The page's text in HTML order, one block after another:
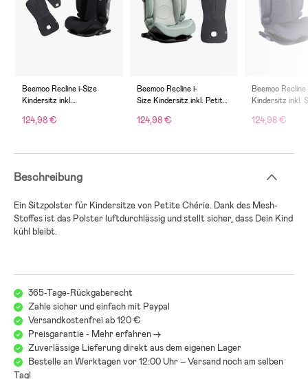
Beemoo Recline i-Size
Kindersitz inkl.
Black Stone/Antracit
124,98 €
Beemoo Recline i-
Size Kindersitz inkl. Petite
tracit
124,98 €
Beemoo
Kindersitz inkl.
124,98 €
Beschreibung
Ein Sitzpolster für Kindersitze von Petite Chérie. Dank des Mesh-
Stoffes ist das Polster luftdurchlässig und stellt sicher, dass Dein Kind
kühl bleibt.
365-Tage-Rückgaberecht
Zahle sicher und einfach mit Paypal
Versandkostenfrei ab 120 €
Preisgarantie - Mehr erfahren ->
Zuverlässige Lieferung direkt aus dem eigenen Lager
Bestelle an Werktagen vor 12:00 Uhr – Versand noch am selben
Tag!